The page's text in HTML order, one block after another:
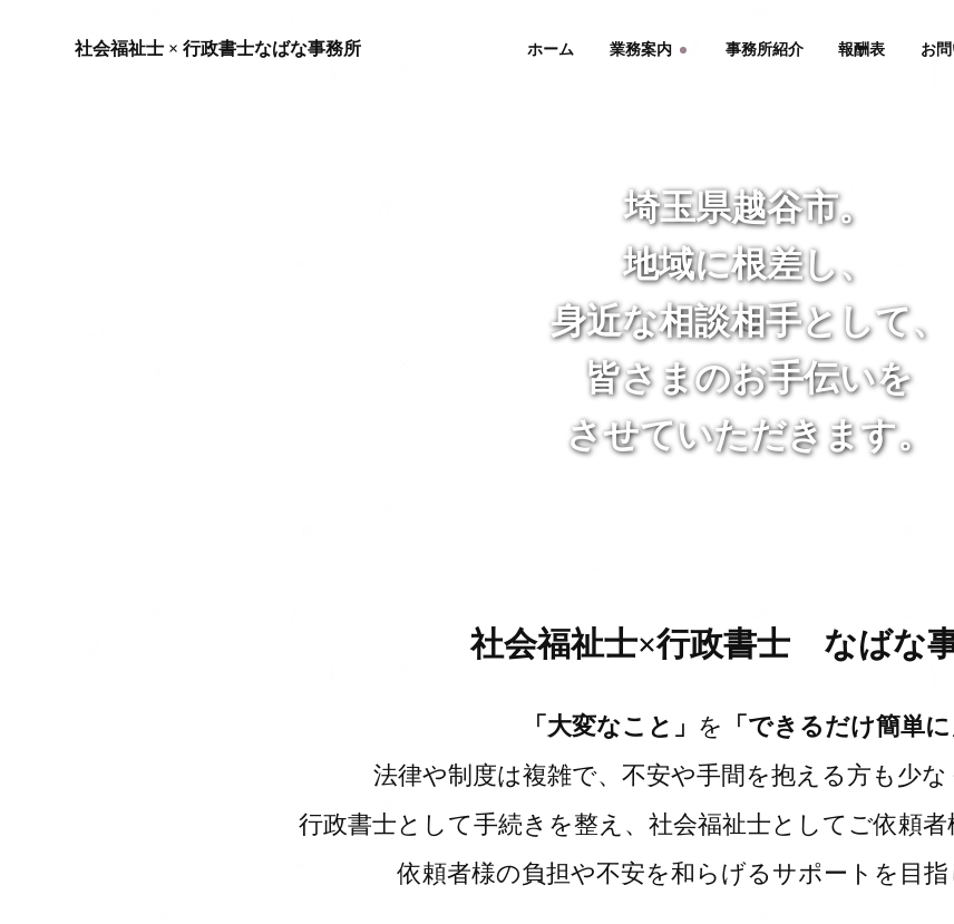
社会福祉士 × 行政書士なばな事務所 ホーム 業務案内 事務所紹介 報酬表 お
埼玉県越谷市。
地域に根差し、
身近な相談相手として、
皆さまのお手伝いを
させていただきます。
埼玉県越谷市。
地域に根差し、
身近な相談相手として、
皆さまのお手伝いを
させていただきます。
埼玉県越谷市。
地域に根差し、
身近な相談相手として、
皆さまのお手伝いを
させていただきます。
埼玉県越谷市。
地域に根差し、
身近な相談相手として、
皆さまのお手伝いを
させていただきます。
社会福祉士×行政書士 なばな
「大変なこと」 を
「できるだけ簡単に
法律や制度は複雑で、不安や手間を抱える方も少な
行政書士として手続きを整え、社会福祉士としてご依頼者
依頼者様の負担や不安を和らげるサポートを目指